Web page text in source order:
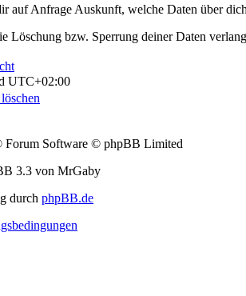
auf Anfrage Auskunft, welche Daten über
Löschung bzw. Sperrung deiner Daten
UTC+02:00
Forum Software © phpBB Limited
3.3 von MrGaby
durch phpBB.de